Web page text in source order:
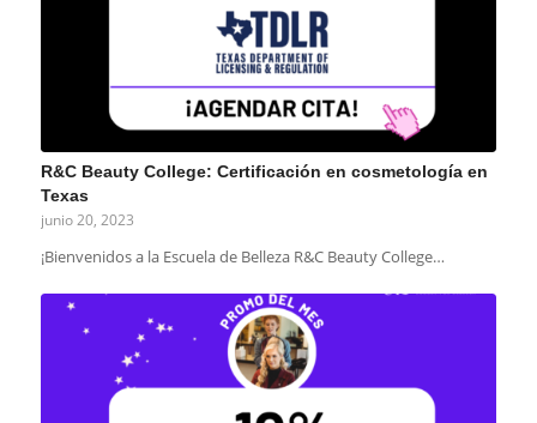
R&C Beauty College: Certificación en cosmetología en
Texas
junio 20, 2023
¡Bienvenidos a la Escuela de Belleza R&C Beauty College…